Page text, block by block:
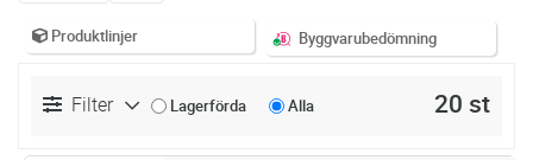
Produktlinjer Byggvarubedömning
Filter Lagerförda Alla 20 st